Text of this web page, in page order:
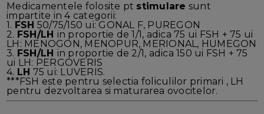
Medicamentele folosite pt stimulare sunt
impartite in 4 categorii:
1. FSH 50/75/150 ui: GONAL F, PUREGON
2. FSH/LH in proportie de 1/1, adica 75 ui FSH + 75 ui
LH: MENOGON, MENOPUR, MERIONAL, HUMEGON
3. FSH/LH in proportie de 2/1, adica 150 ui FSH + 75
ui LH: PERGOVERIS
4. LH 75 ui: LUVERIS.
***FSH este pentru selectia foliculilor primari , LH
pentru dezvoltarea si maturarea ovocitelor.